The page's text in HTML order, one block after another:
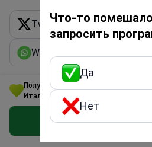
Получите программу по
Италии
Получить
Twitter X Linkedin
WhatsApp
Что-то
запросить
Да
Нет